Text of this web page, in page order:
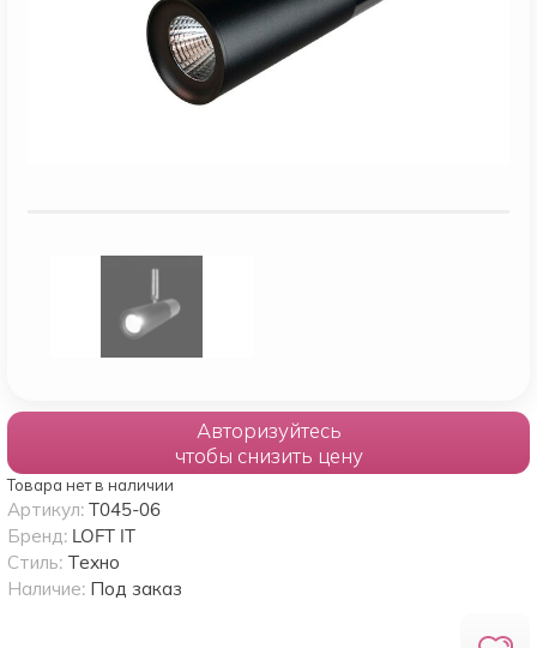
Авторизуйтесь
чтобы снизить цену
Товара нет в наличии
Артикул: T045-06
Бренд: LOFT IT
Стиль: Техно
Наличие: Под заказ